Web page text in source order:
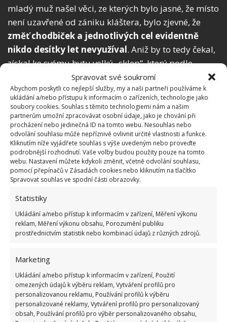
Spravovat své soukromí
Abychom poskytli co nejlepší služby, my a naši partneři používáme k
ukládání a/nebo přístupu k informacím o zařízeních, technologie jako
soubory cookies. Souhlas s těmito technologiemi nám a našim
partnerům umožní zpracovávat osobní údaje, jako je chování při
procházení nebo jedinečná ID na tomto webu. Nesouhlas nebo
odvolání souhlasu může nepříznivě ovlivnit určité vlastnosti a funkce.
Kliknutím níže vyjádřete souhlas s výše uvedeným nebo proveďte
podrobnější rozhodnutí. Vaše volby budou použity pouze na tomto
webu. Nastavení můžete kdykoli změnit, včetně odvolání souhlasu,
pomocí přepínačů v Zásadách cookies nebo kliknutím na tlačítko
Spravovat souhlas ve spodní části obrazovky.
Statistiky
Ukládání a/nebo přístup k informacím v zařízení, Měření výkonu
reklam, Měření výkonu obsahu, Porozumění publiku
prostřednictvím statistik nebo kombinací údajů z různých zdrojů.
Marketing
Ukládání a/nebo přístup k informacím v zařízení, Použití
omezených údajů k výběru reklam, Vytváření profilů pro
personalizovanou reklamu, Používání profilů k výběru
personalizované reklamy, Vytváření profilů pro personalizovaný
obsah, Používání profilů pro výběr personalizovaného obsahu,
mladý muž našel věci, ze kterých bylo jasné, že místo
není uzavřené od zániku kláštera, bylo zjevné, že
změť chodbiček a jednotlivých cel evidentně
nikdo desítky let nevyužíval. Aniž by to tedy čekal,
získal ke svému bytu velký „sklep“, který podle
ReceptyPrimaNápadůmá nespočet výhod.